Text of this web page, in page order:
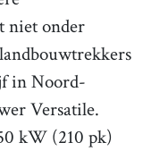
niet onder
in Noord-
Versatile.
kW (210 pk)